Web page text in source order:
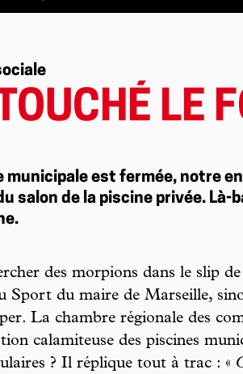
LE
municipale est fermée, notre
salon de la piscine privée. Là-
des morpions dans le slip
Sport du maire de Marseille,
La chambre régionale des
calamiteuse des piscines
? Il réplique tout à trac : «